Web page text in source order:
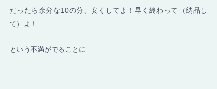
だったら余分な10の分、安くしてよ！早く終わって（納品し
て）よ！
という不満がでることに